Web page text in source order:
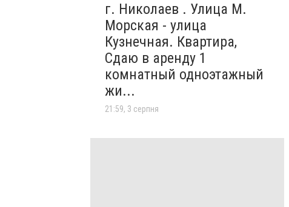
г. Николаев . Улица М.
Морская - улица
Кузнечная. Квартира,
Сдаю в аренду 1
комнатный одноэтажный
жи...
21:59, 3 серпня